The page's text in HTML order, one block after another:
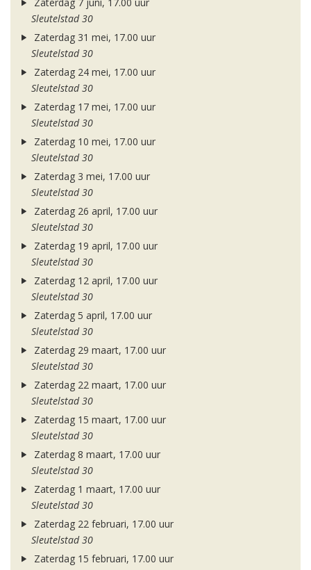
Zaterdag 7 juni, 17.00 uur
Sleutelstad 30
Zaterdag 31 mei, 17.00 uur
Sleutelstad 30
Zaterdag 24 mei, 17.00 uur
Sleutelstad 30
Zaterdag 17 mei, 17.00 uur
Sleutelstad 30
Zaterdag 10 mei, 17.00 uur
Sleutelstad 30
Zaterdag 3 mei, 17.00 uur
Sleutelstad 30
Zaterdag 26 april, 17.00 uur
Sleutelstad 30
Zaterdag 19 april, 17.00 uur
Sleutelstad 30
Zaterdag 12 april, 17.00 uur
Sleutelstad 30
Zaterdag 5 april, 17.00 uur
Sleutelstad 30
Zaterdag 29 maart, 17.00 uur
Sleutelstad 30
Zaterdag 22 maart, 17.00 uur
Sleutelstad 30
Zaterdag 15 maart, 17.00 uur
Sleutelstad 30
Zaterdag 8 maart, 17.00 uur
Sleutelstad 30
Zaterdag 1 maart, 17.00 uur
Sleutelstad 30
Zaterdag 22 februari, 17.00 uur
Sleutelstad 30
Zaterdag 15 februari, 17.00 uur